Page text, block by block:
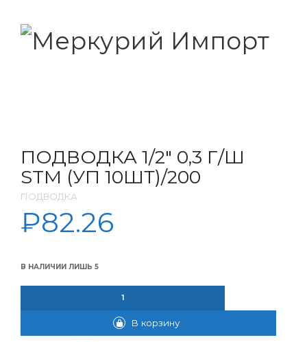
ПОДВОДКА 1/2″ 0,3 Г/Ш
STM (УП 10ШТ)/200
ПОДВОДКА
₽82.26
В НАЛИЧИИ ЛИШЬ 5
В корзину